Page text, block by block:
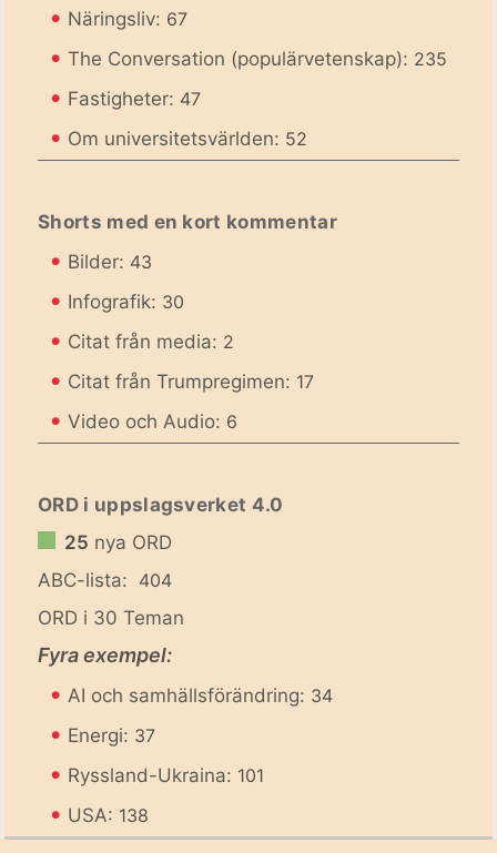
• Näringsliv: 67
• The Conversation (populärvetenskap): 235
• Fastigheter: 47
• Om universitetsvärlden: 52
Shorts med en kort kommentar
• Bilder: 43
• Infografik: 30
• Citat från media: 2
• Citat från Trumpregimen: 17
• Video och Audio: 6
ORD i uppslagsverket 4.0
25 nya ORD
ABC-lista: 404
ORD i 30 Teman
Fyra exempel:
• AI och samhällsförändring: 34
• Energi: 37
• Ryssland-Ukraina: 101
• USA: 138